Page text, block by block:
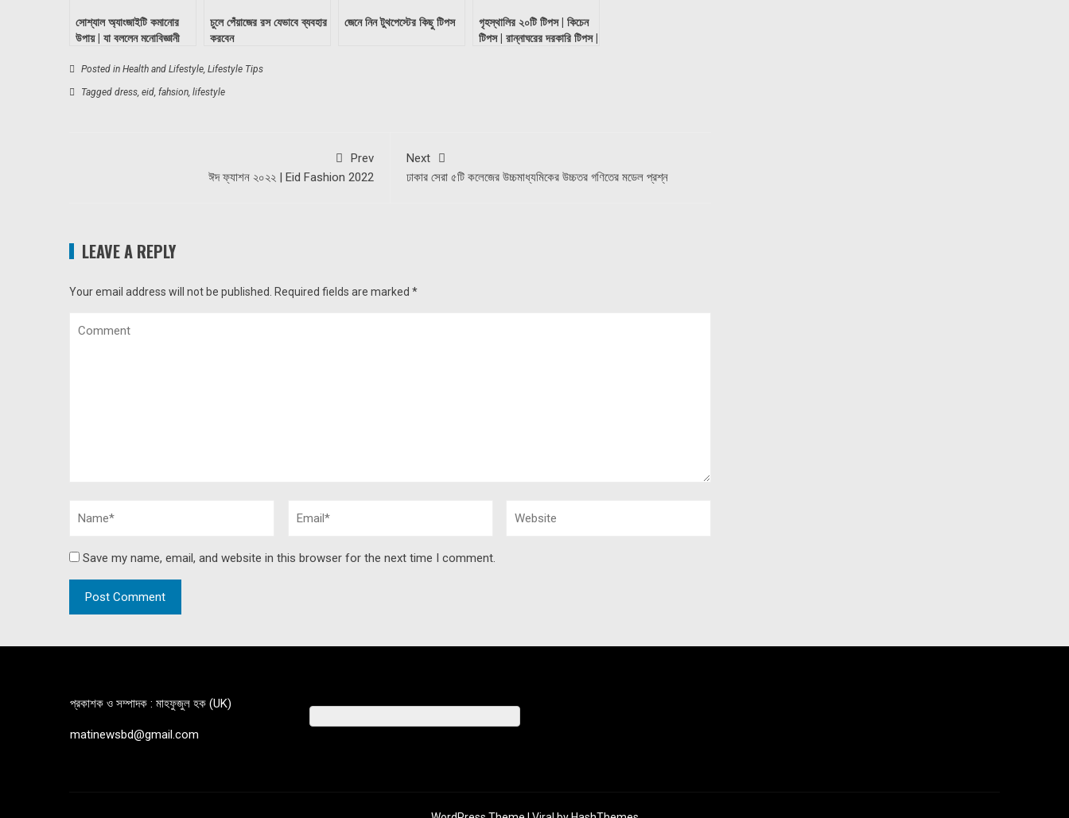
সোশ্যাল অ্যাংজাইটি কমানোর
উপায় | যা বললেন মনোবিজ্ঞানী
চুলে পেঁয়াজের রস যেভাবে ব্যবহার
করবেন
জেনে নিন টুথপেস্টের কিছু টিপস
গৃহস্থালির ২০টি টিপস | কিচেন
টিপস | রান্নাঘরের দরকারি টিপস |
Posted in Health and Lifestyle, Lifestyle Tips
Tagged dress, eid, fahsion, lifestyle
Prev
ঈদ ফ্যাশন ২০২২ | Eid Fashion 2022
Next
ঢাকার সেরা ৫টি কলেজের উচ্চমাধ্যমিকের উচ্চতর গণিতের মডেল প্রশ্ন
LEAVE A REPLY
Your email address will not be published. Required fields are marked *
Save my name, email, and website in this browser for the next time I comment.
প্রকাশক ও সম্পাদক : মাহফুজুল হক (UK)
matinewsbd@gmail.com